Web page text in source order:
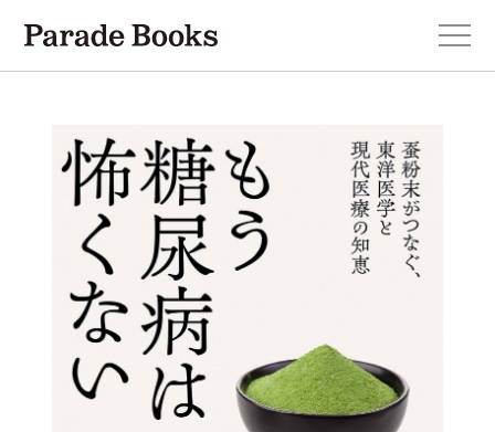
本を探す
新刊・近刊のお知らせ
おすすめ！この一冊。
小説